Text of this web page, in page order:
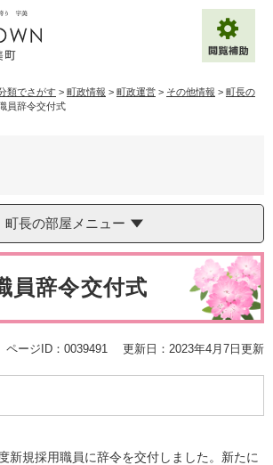
English・中文・한글）
類でさがす > 町政情報 > 町政運営 > その他情報 > 町長の
員辞令交付式
町長の部屋メニュー
員辞令交付式
ページID：0039491 更新日：2023年4月7日更新
新規採用職員に辞令を交付しました。新たに